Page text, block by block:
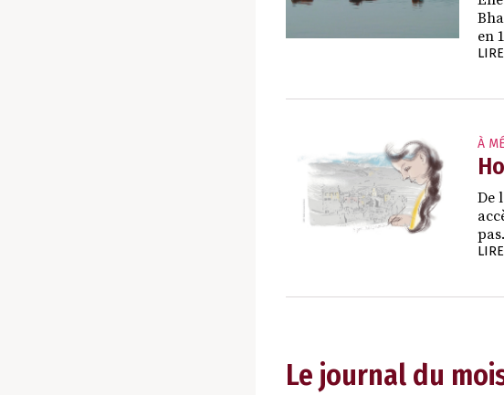
en
À
De
Le journal du